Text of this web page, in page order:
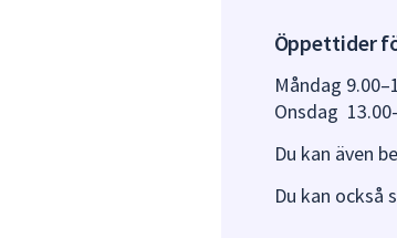
Öppettider
Måndag
Onsdag
Du kan även
Du kan också